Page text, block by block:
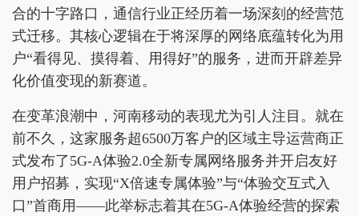
合的十字路口，通信行业正经历着一场深刻的经营范
式迁移。其核心逻辑在于将深厚的网络底蕴转化为用
户“看得见、摸得着、用得好”的服务，进而开辟差异
化价值变现的新赛道。
在变革浪潮中，河南移动的表现尤为引人注目。就在
前不久，这家服务超6500万客户的区域主导运营商正
式发布了5G-A体验2.0全新专属网络服务并开启友好
用户招募，实现“X倍速专属体验”与“体验交互式入
口”首商用——此举标志着其在5G-A体验经营的探索